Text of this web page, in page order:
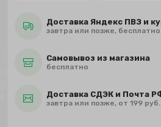
Доставка Яндекс ПВЗ и
завтра или позже, бесплатно
Самовывоз из магазина
бесплатно
Доставка СДЭК и Почта
завтра или позже, от 199 руб.